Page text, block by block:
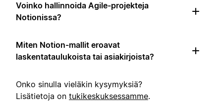
Voinko hallinnoida Agile-projekteja
Notionissa?
Miten Notion-mallit eroavat
laskentataulukoista tai asiakirjoista?
Onko sinulla vieläkin kysymyksiä?
Lisätietoja on tukikeskuksessamme.